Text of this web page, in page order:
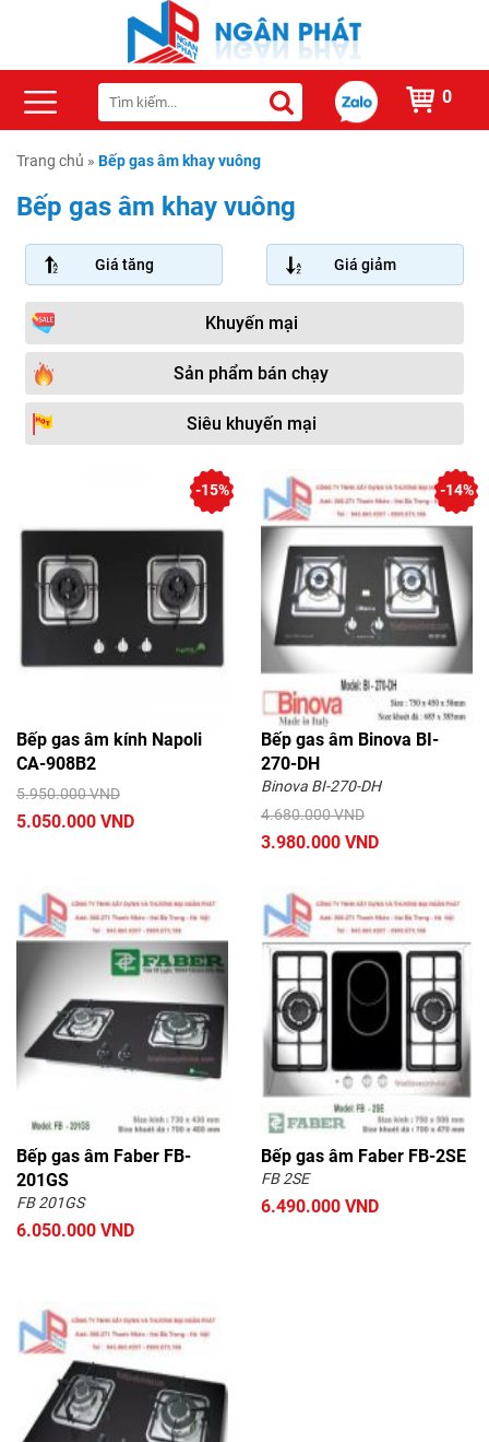
0
Trang chủ » Bếp gas âm khay vuông
Bếp gas âm khay vuông
Giá tăng Giá giảm
Khuyến mại
Sản phẩm bán chạy
Siêu khuyến mại
Bếp gas âm kính Napoli
CA-908B2
5.950.000 VND
5.050.000 VND
-15%
Bếp gas âm Binova BI-
270-DH
Binova BI-270-DH
4.680.000 VND
3.980.000 VND
-14%
Bếp gas âm Faber FB-
201GS
FB 201GS
6.050.000 VND
Bếp gas âm Faber FB-2SE
FB 2SE
6.490.000 VND